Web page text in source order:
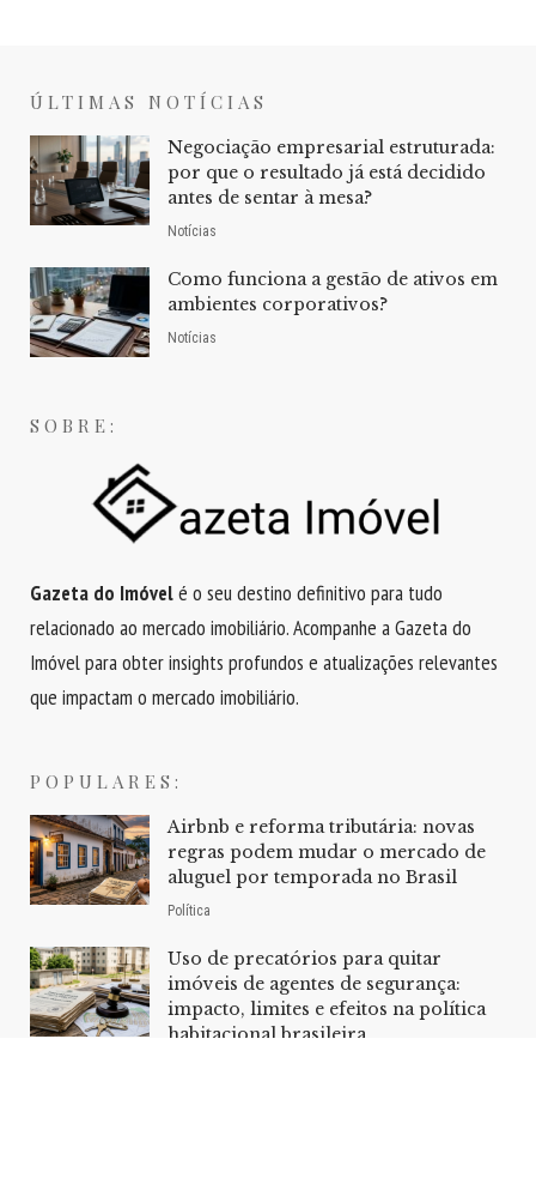
ÚLTIMAS NOTÍCIAS
Negociação empresarial estruturada:
por que o resultado já está decidido
antes de sentar à mesa?
Notícias
Como funciona a gestão de ativos em
ambientes corporativos?
Notícias
SOBRE:
Gazeta do Imóvelé o seu destino definitivo para tudo
relacionado ao mercado imobiliário. Acompanhe a Gazeta do
Imóvel para obter insights profundos e atualizações relevantes
que impactam o mercado imobiliário.
POPULARES:
Airbnb e reforma tributária: novas
regras podem mudar o mercado de
aluguel por temporada no Brasil
Política
Uso de precatórios para quitar
imóveis de agentes de segurança:
impacto, limites e efeitos na política
habitacional brasileira